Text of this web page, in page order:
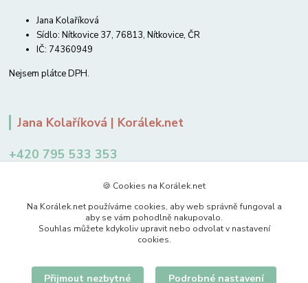
Jana Kolaříková
Sídlo: Nítkovice 37, 76813, Nítkovice, ČR
IČ: 74360949
Nejsem plátce DPH.
Jana Kolaříková | Korálek.net
+420 795 533 353
🍪 Cookies na Korálek.net
Na Korálek.net používáme cookies, aby web správně fungoval a
aby se vám pohodlně nakupovalo.
Souhlas můžete kdykoliv upravit nebo odvolat v nastavení
cookies.
Přijmout nezbytné Podrobné nastavení